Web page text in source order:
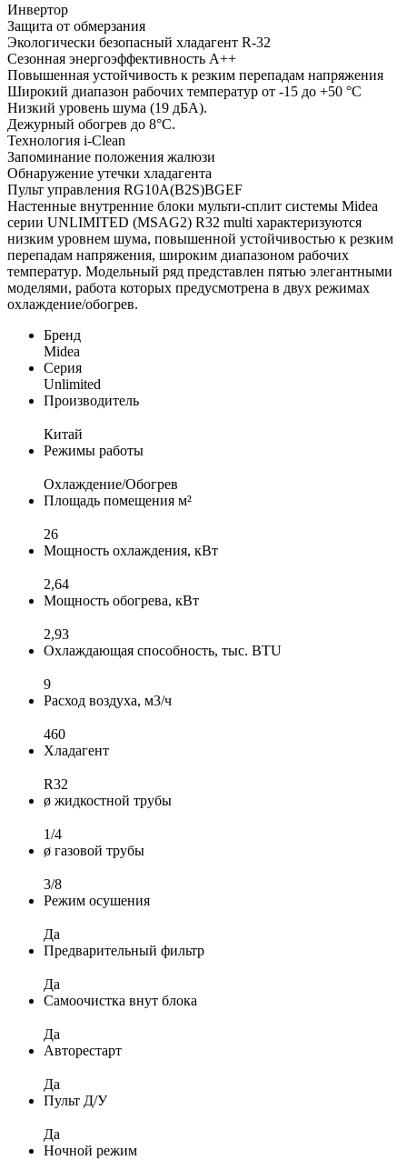
Инвертор
Защита от обмерзания
Экологически безопасный хладагент R-32
Сезонная энергоэффективность A++
Повышенная устойчивость к резким перепадам напряжения
Широкий диапазон рабочих температур от -15 до +50 °С
Низкий уровень шума (19 дБА).
Дежурный обогрев до 8°С.
Технология i-Clean
Запоминание положения жалюзи
Обнаружение утечки хладагента
Пульт управления RG10A(B2S)BGEF
Настенные внутренние блоки мульти-сплит системы Midea
серии UNLIMITED (MSAG2) R32 multi характеризуются
низким уровнем шума, повышенной устойчивостью к резким
перепадам напряжения, широким диапазоном рабочих
температур. Модельный ряд представлен пятью элегантными
моделями, работа которых предусмотрена в двух режимах
охлаждение/обогрев.
Бренд
Midea
Серия
Unlimited
Производитель
Китай
Режимы работы
Охлаждение/Обогрев
Площадь помещения м²
26
Мощность охлаждения, кВт
2,64
Мощность обогрева, кВт
2,93
Охлаждающая способность, тыс. BTU
9
Расход воздуха, м3/ч
460
Хладагент
R32
ø жидкостной трубы
1/4
ø газовой трубы
3/8
Режим осушения
Да
Предварительный фильтр
Да
Самоочистка внут блока
Да
Авторестарт
Да
Пульт Д/У
Да
Ночной режим